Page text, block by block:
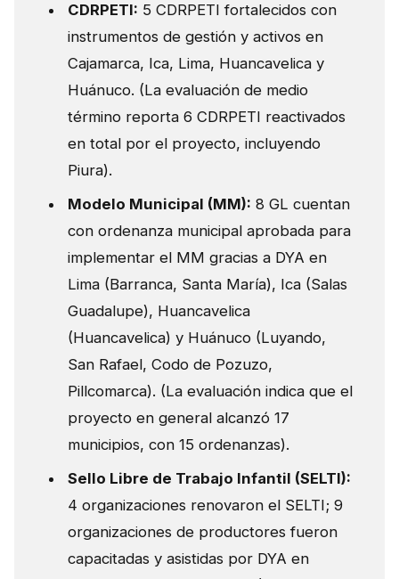
CDRPETI: 5 CDRPETI fortalecidos con
instrumentos de gestión y activos en
Cajamarca, Ica, Lima, Huancavelica y
Huánuco. (La evaluación de medio
término reporta 6 CDRPETI reactivados
en total por el proyecto, incluyendo
Piura).
Modelo Municipal (MM): 8 GL cuentan
con ordenanza municipal aprobada para
implementar el MM gracias a DYA en
Lima (Barranca, Santa María), Ica (Salas
Guadalupe), Huancavelica
(Huancavelica) y Huánuco (Luyando,
San Rafael, Codo de Pozuzo,
Pillcomarca). (La evaluación indica que el
proyecto en general alcanzó 17
municipios, con 15 ordenanzas).
Sello Libre de Trabajo Infantil (SELTI):
4 organizaciones renovaron el SELTI; 9
organizaciones de productores fueron
capacitadas y asistidas por DYA en